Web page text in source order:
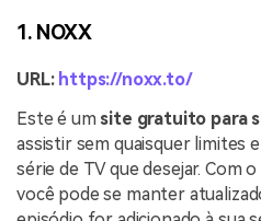
1. NOXX
URL: https://noxx.to/
Este é um site gratuito para
assistir sem quaisquer limites
série de TV que desejar. Com
você pode se manter